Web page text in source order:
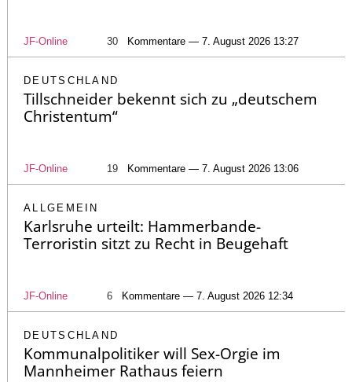
JF-Online 30 Kommentare — 7. August 2026 13:27
DEUTSCHLAND
Tillschneider bekennt sich zu „deutschem
Christentum“
JF-Online 19 Kommentare — 7. August 2026 13:06
ALLGEMEIN
Karlsruhe urteilt: Hammerbande-
Terroristin sitzt zu Recht in Beugehaft
JF-Online 6 Kommentare — 7. August 2026 12:34
DEUTSCHLAND
Kommunalpolitiker will Sex-Orgie im
Mannheimer Rathaus feiern